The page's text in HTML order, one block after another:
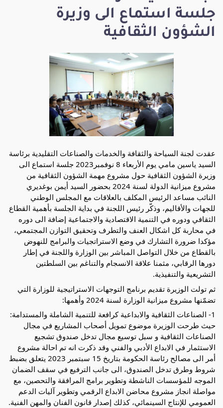
جلسة استماع الى وزيرة
الشؤون الثقافية
عقدت لجنة السياحة والثقافة والخدمات والصناعات التقليدية برئاسة
السيد ياسين مامي يوم الأربعاء 8 نوفمبر2023 جلسة استماع الى
وزيرة الشؤون الثقافية حول مشروع مهمة الشؤون الثقافية من
مشروع ميزانية الدولة لسنة 2024 بحضور السيد أيمن بوغديري
النائب مساعد الرئيس المكلف بالعلاقات مع المجلس الوطني
للجهات والأقاليم، وذكّر رئيس اللجنة في بداية الجلسة بأهمية القطاع
الثقافي ودوره في التنمية الاقتصادية والاجتماعية إضافة الى دوره
في محاربة كل اشكال العنف والتطرف وتحقيق التوازن المجتمعي،
مؤكدا ضرورة التشارك في وضع الاستراتجيات والبرامج للنهوض
بالقطاع من خلال التواصل المباشر بين الوزارة واللجنة في إطار
دورها الرقابي، مثمنا علاقة الانسجام والتناغم بين السلطتين
التشريعية والتنفيذية.
ثم تولت الوزيرة تقديم برنامج التوجهات الاستراتيجية للوزارة التي
تضمّنها مشروع ميزانية الوزارة لسنة 2024 وأهمها:
1- الصناعات الثقافية والابداعية كرافعة للتنمية الشاملة والمستدامة:
حيث طرحت الوزيرة موضوع تمويل أصحاب المشاريع في مجال
الصناعات الثقافية و سبل توسيع مجال تدخل صندوق تشجيع
الاستثمار في الابداع الأدبي والفني وقد ذكرت انه تم احالة مشروع
أمر الى مصالح رئاسة الحكومة بتاريخ 15 سبتمبر 2023 يتعلق بضبط
شروط وطرق تدخل الصندوق، الى جانب الترفيع في سقف الضمان
الموجه للمؤسسات الناشطة وتطوير برامج المرافقة والتحصين، مع
مواصلة انجاز مشروع محاضن الابداع الرقمي وتطوير آليات الدعم
العمومي للإنتاج السينمائي، كذلك إصدار قانون الفنان والمهن الفنية.